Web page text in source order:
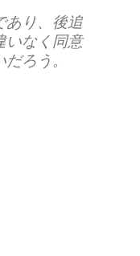
あり、後追
いなく同意
ろう。